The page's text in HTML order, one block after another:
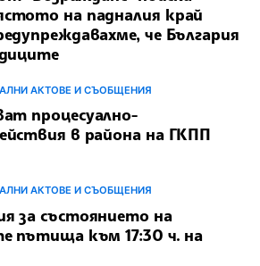
на падналия край
че България
АКТОВЕ И СЪОБЩЕНИЯ
процесуално-
в района на ГКПП
АКТОВЕ И СЪОБЩЕНИЯ
за състоянието на
пътища към 17:30 ч. на